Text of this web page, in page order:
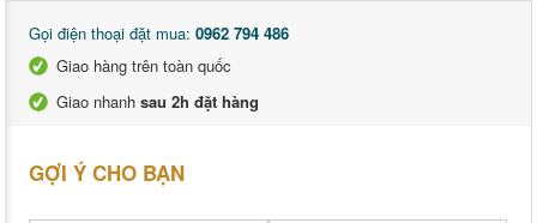
Gọi điện thoại đặt mua: 0962 794 486
Giao hàng trên toàn quốc
Giao nhanh sau 2h đặt hàng
GỢI Ý CHO BẠN